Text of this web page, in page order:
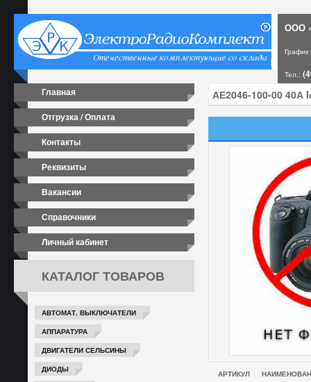
ООО
Тел.:
Главная
Отгрузка / Оплата
Контакты
Реквизиты
Вакансии
Справочники
Личный кабинет
КАТАЛОГ ТОВАРОВ
АВТОМАТ. ВЫКЛЮЧАТЕЛИ
АППАРАТУРА
ДВИГАТЕЛИ СЕЛЬСИНЫ
ДИОДЫ
АРТИКУЛ